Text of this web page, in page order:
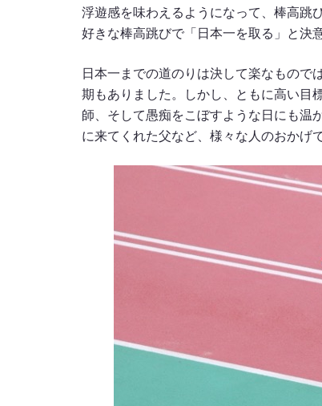
浮遊感を味わえるようになって、棒高跳
好きな棒高跳びで「日本一を取る」と決
日本一までの道のりは決して楽なもので
期もありました。しかし、ともに高い目
師、そして愚痴をこぼすような日にも温
に来てくれた父など、様々な人のおかげ